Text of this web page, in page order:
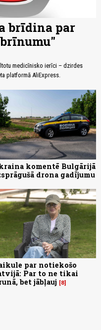
brīdina par
medicīnisko ierīci – dzirdes
platformā AliExpress.
komentē Bulgārijā
drona gadījumu
par notiekošo
Par to ne tikai
bet jābļauj
8